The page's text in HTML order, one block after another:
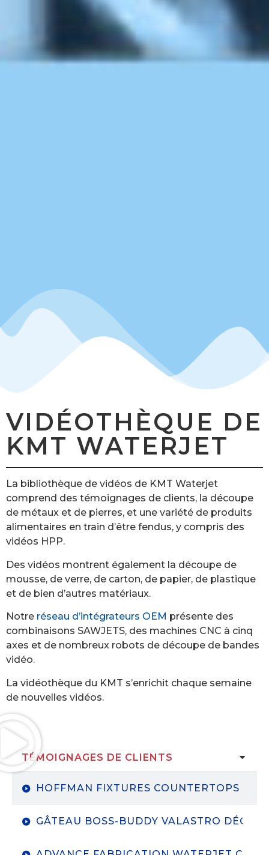
VIDÉOTHÈQUE DE
KMT WATERJET
La bibliothèque de vidéos de KMT Waterjet
comprend des témoignages de clients, la découpe
de métaux et de pierres, et une variété de produits
alimentaires en train d’être fendus, y compris des
vidéos HPP.
Des vidéos montrent également la découpe de
mousse, de verre, de carton, de papier, de plastique
et de bien d’autres matériaux.
Notre réseau d’intégrateurs OEM présente des
combinaisons SAWJETS, des machines CNC à cinq
axes et de nombreux robots de découpe de bandes
vidéo.
La vidéothèque du KMT s’enrichit chaque semaine
de nouvelles vidéos.
TÉMOIGNAGES DE CLIENTS
HOFFMAN FIXTURES COUNTERTOPS
GÂTEAU BOSS-BUDDY VALASTRO